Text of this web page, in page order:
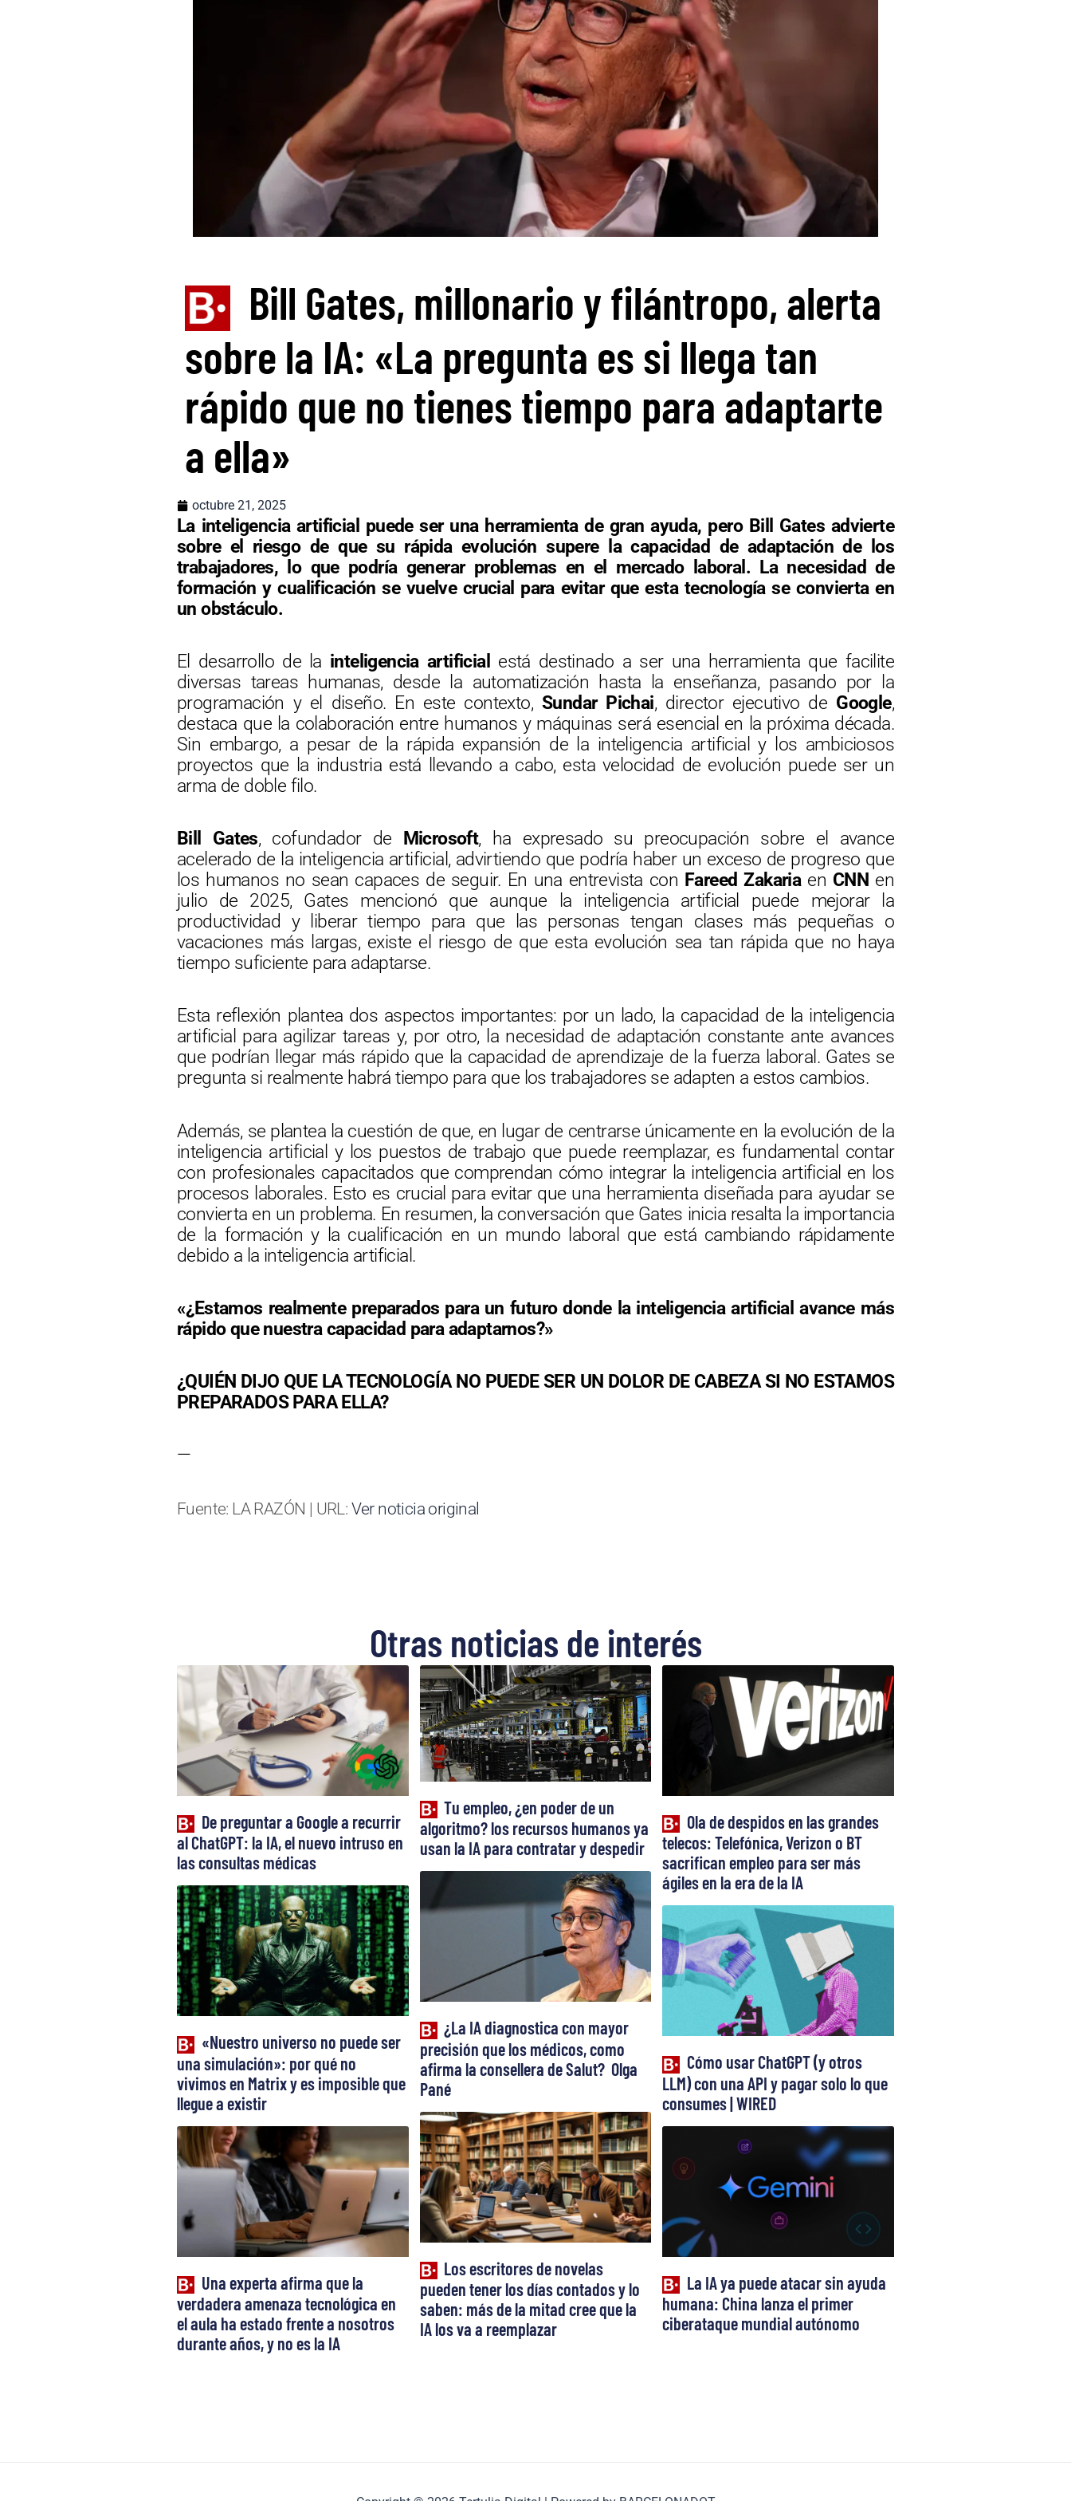
Bill Gates, millonario y filántropo, alerta
sobre la IA: «La pregunta es si llega tan
rápido que no tienes tiempo para adaptarte
a ella»
octubre 21, 2025
La inteligencia artificial puede ser una herramienta de gran ayuda, pero Bill Gates advierte
sobre el riesgo de que su rápida evolución supere la capacidad de adaptación de los
trabajadores, lo que podría generar problemas en el mercado laboral. La necesidad de
formación y cualificación se vuelve crucial para evitar que esta tecnología se convierta en
un obstáculo.
El desarrollo de la inteligencia artificial está destinado a ser una herramienta que facilite
diversas tareas humanas, desde la automatización hasta la enseñanza, pasando por la
programación y el diseño. En este contexto, Sundar Pichai, director ejecutivo de Google,
destaca que la colaboración entre humanos y máquinas será esencial en la próxima década.
Sin embargo, a pesar de la rápida expansión de la inteligencia artificial y los ambiciosos
proyectos que la industria está llevando a cabo, esta velocidad de evolución puede ser un
arma de doble filo.
Bill Gates, cofundador de Microsoft, ha expresado su preocupación sobre el avance
acelerado de la inteligencia artificial, advirtiendo que podría haber un exceso de progreso que
los humanos no sean capaces de seguir. En una entrevista con Fareed Zakariaen CNN en
julio de 2025, Gates mencionó que aunque la inteligencia artificial puede mejorar la
productividad y liberar tiempo para que las personas tengan clases más pequeñas o
vacaciones más largas, existe el riesgo de que esta evolución sea tan rápida que no haya
tiempo suficiente para adaptarse.
Esta reflexión plantea dos aspectos importantes: por un lado, la capacidad de la inteligencia
artificial para agilizar tareas y, por otro, la necesidad de adaptación constante ante avances
que podrían llegar más rápido que la capacidad de aprendizaje de la fuerza laboral. Gates se
pregunta si realmente habrá tiempo para que los trabajadores se adapten a estos cambios.
Además, se plantea la cuestión de que, en lugar de centrarse únicamente en la evolución de la
inteligencia artificial y los puestos de trabajo que puede reemplazar, es fundamental contar
con profesionales capacitados que comprendan cómo integrar la inteligencia artificial en los
procesos laborales. Esto es crucial para evitar que una herramienta diseñada para ayudar se
convierta en un problema. En resumen, la conversación que Gates inicia resalta la importancia
de la formación y la cualificación en un mundo laboral que está cambiando rápidamente
debido a la inteligencia artificial.
«¿Estamos realmente preparados para un futuro donde la inteligencia artificial avance más
rápido que nuestra capacidad para adaptarnos?»
¿QUIÉN DIJO QUE LA TECNOLOGÍA NO PUEDE SER UN DOLOR DE CABEZA SI NO ESTAMOS
PREPARADOS PARA ELLA?
—
Fuente: LA RAZÓN | URL: Ver noticia original
Otras noticias de interés
De preguntar a Google a recurrir
al ChatGPT: la IA, el nuevo intruso en
las consultas médicas
Tu empleo, ¿en poder de un
algoritmo? los recursos humanos ya
usan la IA para contratar y despedir
Ola de despidos en las grandes
telecos: Telefónica, Verizon o BT
sacrifican empleo para ser más
ágiles en la era de la IA
«Nuestro universo no puede ser
una simulación»: por qué no
vivimos en Matrix y es imposible que
llegue a existir
¿La IA diagnostica con mayor
precisión que los médicos, como
afirma la consellera de Salut? Olga
Pané
Cómo usar ChatGPT (y otros
LLM) con una API y pagar solo lo que
consumes | WIRED
Una experta afirma que la
verdadera amenaza tecnológica en
el aula ha estado frente a nosotros
durante años, y no es la IA
Los escritores de novelas
pueden tener los días contados y lo
saben: más de la mitad cree que la
IA los va a reemplazar
La IA ya puede atacar sin ayuda
humana: China lanza el primer
ciberataque mundial autónomo